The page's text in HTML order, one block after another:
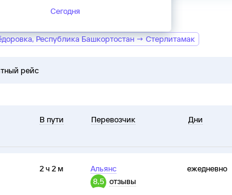
Республика Башкортостан → Стерлитамак
рейс
В пути Перевозчик Дни
2 ч 2 м
Альянс
8,5 отзывы
ежедневно
Сегодня